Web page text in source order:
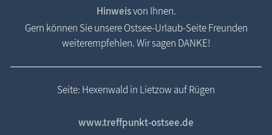
Hinweisvon Ihnen.
Gern können Sie unsere Ostsee-Urlaub-Seite Freunden
weiterempfehlen. Wir sagen DANKE!
Seite: Hexenwald in Lietzow auf Rügen
www.treffpunkt-ostsee.de